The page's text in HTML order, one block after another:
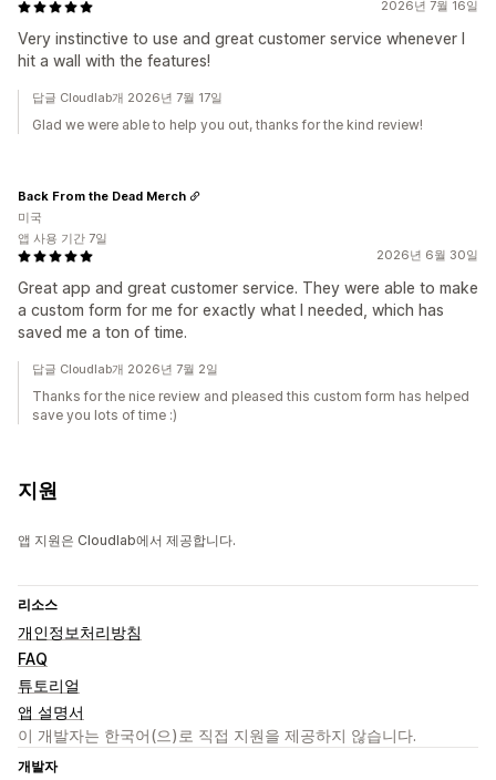
2026년 7월 16일
Very instinctive to use and great customer service whenever I
hit a wall with the features!
답글 Cloudlab개 2026년 7월 17일
Glad we were able to help you out, thanks for the kind review!
2026년 6월 30일
Great app and great customer service. They were able to make
a custom form for me for exactly what I needed, which has
saved me a ton of time.
Back From the Dead Merch
미국
앱 사용 기간 7일
답글 Cloudlab개 2026년 7월 2일
Thanks for the nice review and pleased this custom form has helped
save you lots of time :)
지원
앱 지원은 Cloudlab에서 제공합니다.
리소스
개인정보처리방침
FAQ
튜토리얼
앱 설명서
이 개발자는 한국어(으)로 직접 지원을 제공하지 않습니다.
개발자